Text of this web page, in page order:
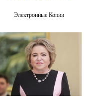
Электронные Копии